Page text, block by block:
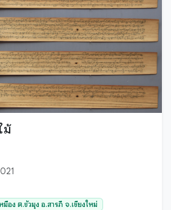
ม้
มือง ต.ขัวมุง อ.สารภี จ.เชียงใหม่